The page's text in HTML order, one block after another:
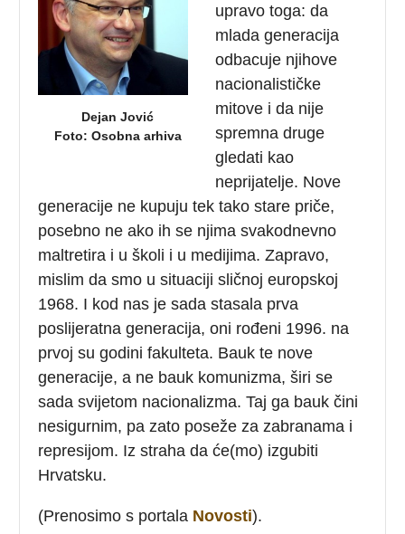
Dejan Jović
Foto: Osobna arhiva
upravo toga: da
mlada generacija
odbacuje njihove
nacionalističke
mitove i da nije
spremna druge
gledati kao
neprijatelje. Nove
generacije ne kupuju tek tako stare priče,
posebno ne ako ih se njima svakodnevno
maltretira i u školi i u medijima. Zapravo,
mislim da smo u situaciji sličnoj europskoj
1968. I kod nas je sada stasala prva
poslijeratna generacija, oni rođeni 1996. na
prvoj su godini fakulteta. Bauk te nove
generacije, a ne bauk komunizma, širi se
sada svijetom nacionalizma. Taj ga bauk čini
nesigurnim, pa zato poseže za zabranama i
represijom. Iz straha da će(mo) izgubiti
Hrvatsku.
(Prenosimo s portala Novosti).